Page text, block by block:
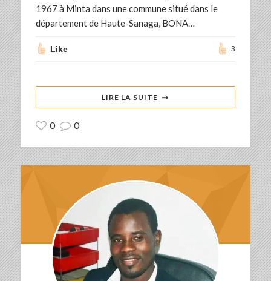
1967 à Minta dans une commune situé dans le
département de Haute-Sanaga, BONA…
Like 3
LIRE LA SUITE
0 0